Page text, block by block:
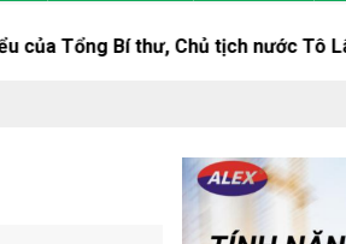
thư, Chủ tịch nước Tô Lâm tại Đại